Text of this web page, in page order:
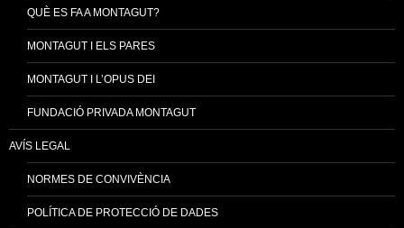
QUÈ ES FA A MONTAGUT?
MONTAGUT I ELS PARES
MONTAGUT I L’OPUS DEI
FUNDACIÓ PRIVADA MONTAGUT
AVÍS LEGAL
NORMES DE CONVIVÈNCIA
POLÍTICA DE PROTECCIÓ DE DADES